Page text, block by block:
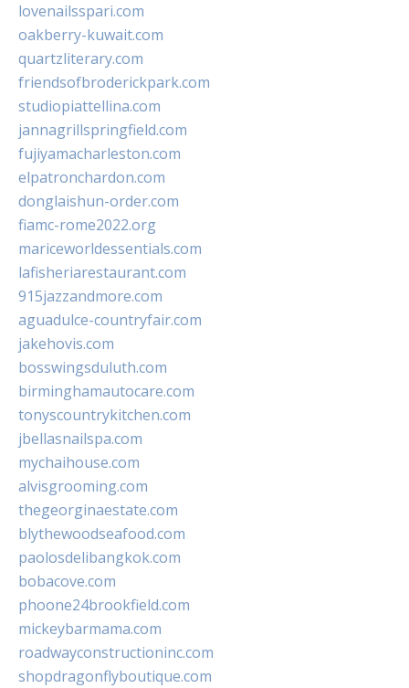
lovenailsspari.com
oakberry-kuwait.com
quartzliterary.com
friendsofbroderickpark.com
studiopiattellina.com
jannagrillspringfield.com
fujiyamacharleston.com
elpatronchardon.com
donglaishun-order.com
fiamc-rome2022.org
mariceworldessentials.com
lafisheriarestaurant.com
915jazzandmore.com
aguadulce-countryfair.com
jakehovis.com
bosswingsduluth.com
birminghamautocare.com
tonyscountrykitchen.com
jbellasnailspa.com
mychaihouse.com
alvisgrooming.com
thegeorginaestate.com
blythewoodseafood.com
paolosdelibangkok.com
bobacove.com
phoone24brookfield.com
mickeybarmama.com
roadwayconstructioninc.com
shopdragonflyboutique.com